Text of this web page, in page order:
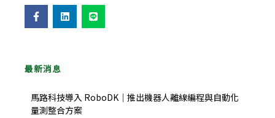
F
a
c
o
k
f
L
i
n
L
i
n
最新消息
馬路科技導入 RoboDK｜推出機器人離線編程與自動化
量測整合方案